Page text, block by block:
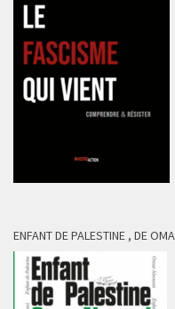
ENFANT DE PALESTINE , DE